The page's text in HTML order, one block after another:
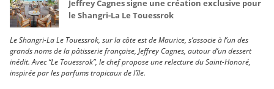
Jeffrey Cagnes signe une création exclusive pour
le Shangri-La Le Touessrok
Le Shangri-La Le Touessrok, sur la côte est de Maurice, s’associe à l’un des
grands noms de la pâtisserie française, Jeffrey Cagnes, autour d’un dessert
inédit. Avec “Le Touessrok”, le chef propose une relecture du Saint-Honoré,
inspirée par les parfums tropicaux de l’île.